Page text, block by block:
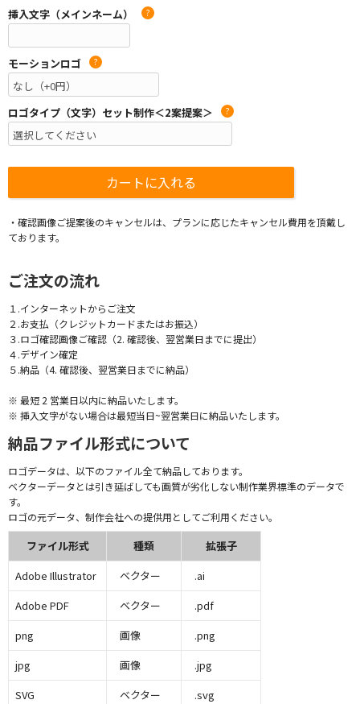
挿入文字（メインネーム） ?
モーションロゴ ?
ロゴタイプ（文字）セット制作＜2案提案＞ ?
・確認画像ご提案後のキャンセルは、プランに応じたキャンセル費用を頂戴し
ております。
ご注文の流れ
１.インターネットからご注文
２.お支払（クレジットカードまたはお振込）
３.ロゴ確認画像ご確認（2. 確認後、翌営業日までに提出）
４.デザイン確定
５.納品（4. 確認後、翌営業日までに納品）
※ 最短 2 営業日以内に納品いたします。
※ 挿入文字がない場合は最短当日~翌営業日に納品いたします。
納品ファイル形式について
ロゴデータは、以下のファイル全て納品しております。
ベクターデータとは引き延ばしても画質が劣化しない制作業界標準のデータで
す。
ロゴの元データ、制作会社への提供用としてご利用ください。
ファイル形式 種類
拡張子
Adobe Illustrator
ベクター
.ai
Adobe PDF
ベクター
.pdf
png
画像
.png
jpg
画像
.jpg
SVG
ベクター .svg